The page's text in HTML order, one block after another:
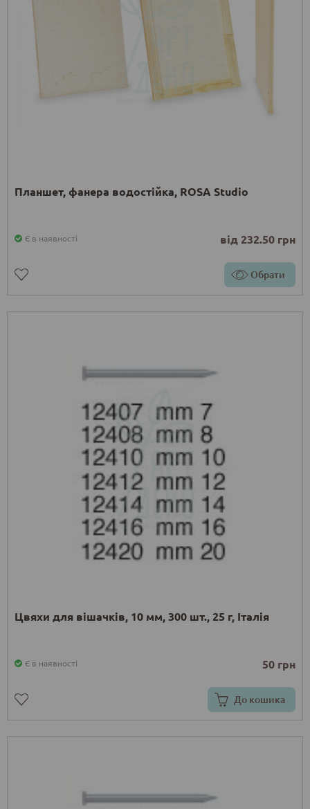
Планшет, фанера водостійка, ROSA Studio
Є в наявності від 232.50 грн
Обрати
Цвяхи для вішачків, 10 мм, 300 шт., 25 г, Італія
Є в наявності 50 грн
До кошика